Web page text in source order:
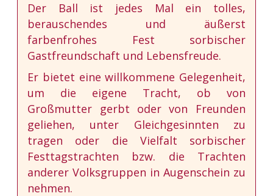
Der Ball ist jedes Mal ein tolles,
berauschendes und äußerst
farbenfrohes Fest sorbischer
Gastfreundschaft und Lebensfreude.
Er bietet eine willkommene Gelegenheit,
um die eigene Tracht, ob von
Großmutter gerbt oder von Freunden
geliehen, unter Gleichgesinnten zu
tragen oder die Vielfalt sorbischer
Festtagstrachten bzw. die Trachten
anderer Volksgruppen in Augenschein zu
nehmen.